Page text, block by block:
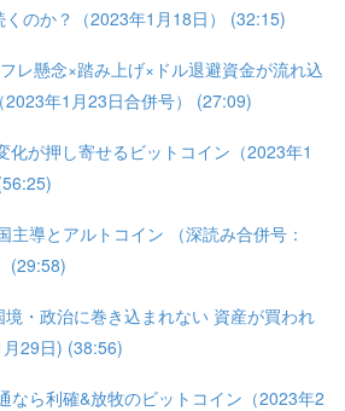
くのか？（2023年1月18日） (32:15)
レ懸念×踏み上げ×ドル退避資金が流れ込
年1月23日合併号） (27:09)
が押し寄せるビットコイン（2023年1
導とアルトコイン （深読み合併号：
(29:58)
・政治に巻き込まれない 資産が買われ
29日) (38:56)
ら利確&放牧のビットコイン（2023年2